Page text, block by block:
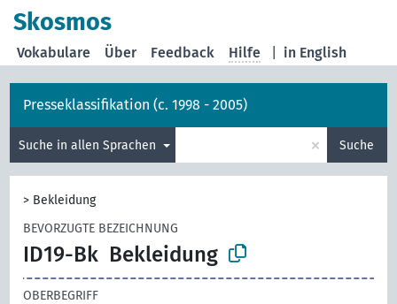
Skosmos
in English
Vokabulare Über Feedback Hilfe
Presseklassifikation (c. 1998 - 2005)
Suche in allen Sprachen × Suche
> Bekleidung
BEVORZUGTE BEZEICHNUNG
ID19-Bk Bekleidung
OBERBEGRIFF